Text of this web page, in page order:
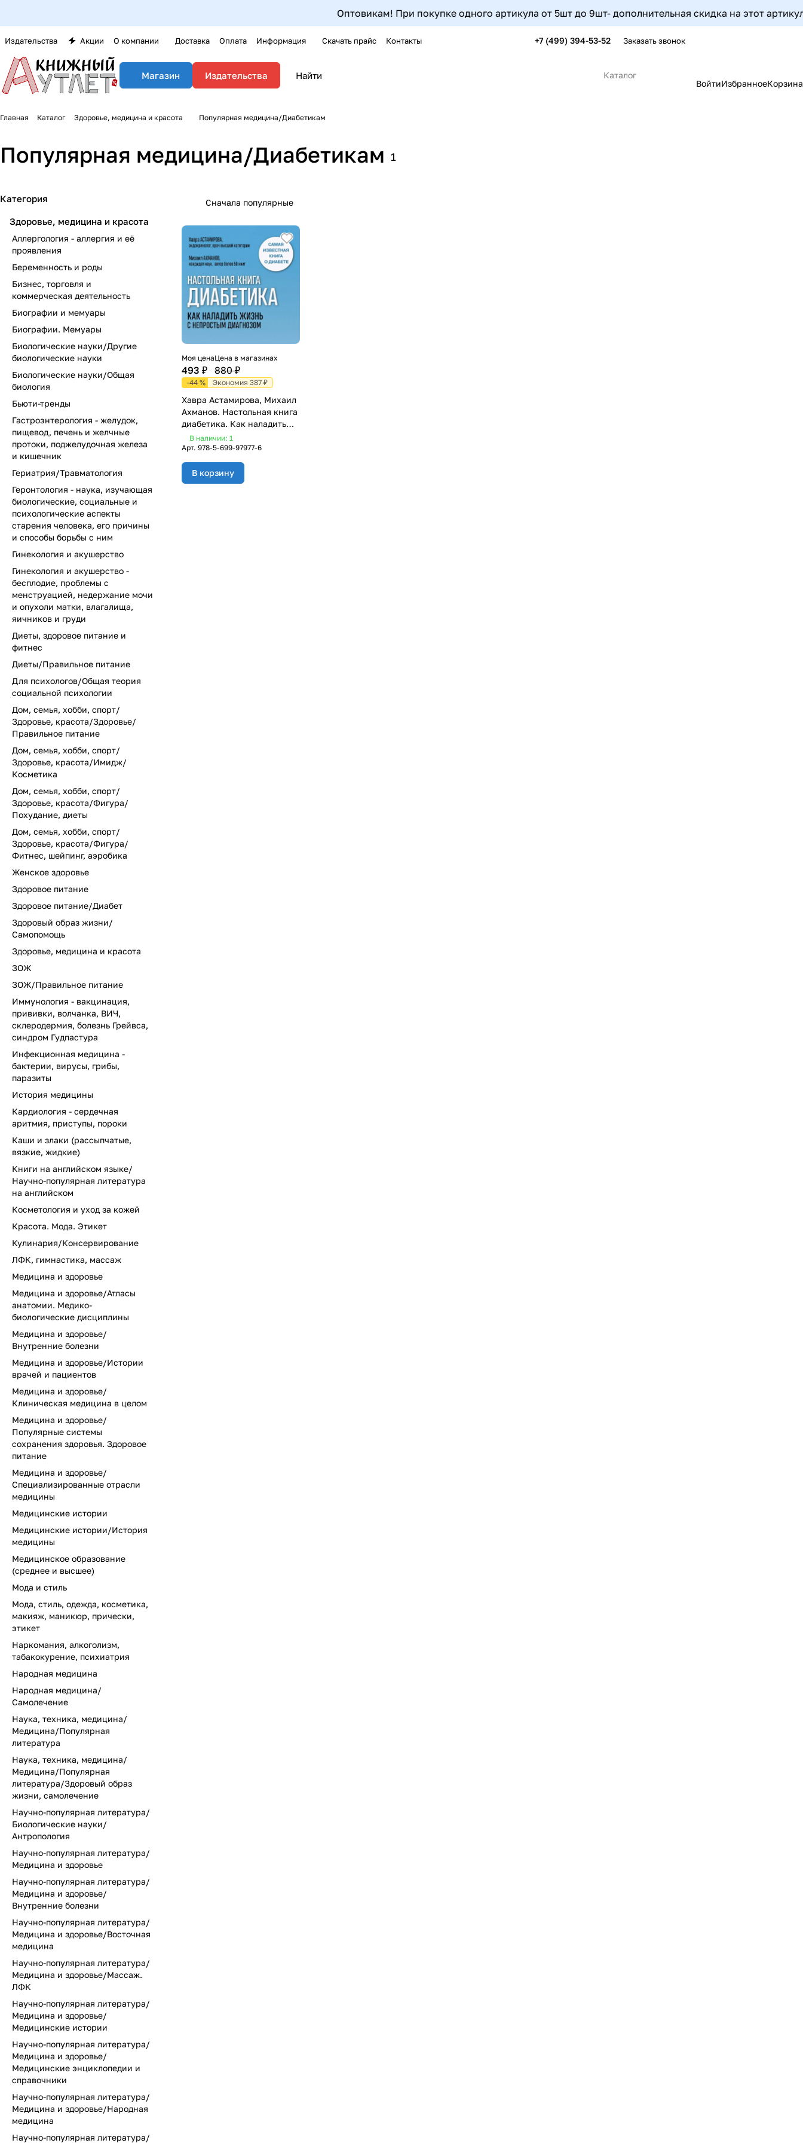
Оптовикам! При покупке одного артикула от 5шт до 9шт- дополнительная скидка на этот артикул составит
Издательства Акции О компании Доставка Оплата Информация Скачать прайс Контакты +7 (499) 394-53-52 Заказать звонок
Магазин Издательства
Каталог
ВойтиИзбранноеКорзина
Главная Каталог Здоровье, медицина и красота Популярная медицина/Диабетикам
Популярная медицина/Диабетикам 1
Сначала популярные
Моя цена
493 ₽
Цена в магазинах
880 ₽
-44 % Экономия 387 ₽
Хавра Астамирова, Михаил
Ахманов. Настольная книга
диабетика. Как наладить
жизнь с непростым
диагнозом. 7-е издание
В наличии: 1
Арт. 978-5-699-97977-6
В корзину
Категория
Здоровье, медицина и красота
Аллергология - аллергия и её
проявления
Беременность и роды
Бизнес, торговля и
коммерческая деятельность
Биографии и мемуары
Биографии. Мемуары
Биологические науки/Другие
биологические науки
Биологические науки/Общая
биология
Бьюти-тренды
Гастроэнтерология - желудок,
пищевод, печень и желчные
протоки, поджелудочная железа
и кишечник
Гериатрия/Травматология
Геронтология - наука, изучающая
биологические, социальные и
психологические аспекты
старения человека, его причины
и способы борьбы с ним
Гинекология и акушерство
Гинекология и акушерство -
бесплодие, проблемы с
менструацией, недержание мочи
и опухоли матки, влагалища,
яичников и груди
Диеты, здоровое питание и
фитнес
Диеты/Правильное питание
Для психологов/Общая теория
социальной психологии
Дом, семья, хобби, спорт/
Здоровье, красота/Здоровье/
Правильное питание
Дом, семья, хобби, спорт/
Здоровье, красота/Имидж/
Косметика
Дом, семья, хобби, спорт/
Здоровье, красота/Фигура/
Похудание, диеты
Дом, семья, хобби, спорт/
Здоровье, красота/Фигура/
Фитнес, шейпинг, аэробика
Женское здоровье
Здоровое питание
Здоровое питание/Диабет
Здоровый образ жизни/
Самопомощь
Здоровье, медицина и красота
ЗОЖ
ЗОЖ/Правильное питание
Иммунология - вакцинация,
прививки, волчанка, ВИЧ,
склеродермия, болезнь Грейвса,
синдром Гудпастура
Инфекционная медицина -
бактерии, вирусы, грибы,
паразиты
История медицины
Кардиология - сердечная
аритмия, приступы, пороки
Каши и злаки (рассыпчатые,
вязкие, жидкие)
Книги на английском языке/
Научно-популярная литература
на английском
Косметология и уход за кожей
Красота. Мода. Этикет
Кулинария/Консервирование
ЛФК, гимнастика, массаж
Медицина и здоровье
Медицина и здоровье/Атласы
анатомии. Медико-
биологические дисциплины
Медицина и здоровье/
Внутренние болезни
Медицина и здоровье/Истории
врачей и пациентов
Медицина и здоровье/
Клиническая медицина в целом
Медицина и здоровье/
Популярные системы
сохранения здоровья. Здоровое
питание
Медицина и здоровье/
Специализированные отрасли
медицины
Медицинские истории
Медицинские истории/История
медицины
Медицинское образование
(среднее и высшее)
Мода и стиль
Мода, стиль, одежда, косметика,
макияж, маникюр, прически,
этикет
Наркомания, алкоголизм,
табакокурение, психиатрия
Народная медицина
Народная медицина/
Самолечение
Наука, техника, медицина/
Медицина/Популярная
литература
Наука, техника, медицина/
Медицина/Популярная
литература/Здоровый образ
жизни, самолечение
Научно-популярная литература/
Биологические науки/
Антропология
Научно-популярная литература/
Медицина и здоровье
Научно-популярная литература/
Медицина и здоровье/
Внутренние болезни
Научно-популярная литература/
Медицина и здоровье/Восточная
медицина
Научно-популярная литература/
Медицина и здоровье/Массаж.
ЛФК
Научно-популярная литература/
Медицина и здоровье/
Медицинские истории
Научно-популярная литература/
Медицина и здоровье/
Медицинские энциклопедии и
справочники
Научно-популярная литература/
Медицина и здоровье/Народная
медицина
Научно-популярная литература/